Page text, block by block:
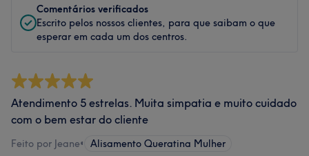
Comentários verificados
Escrito pelos nossos clientes, para que saibam o que
esperar em cada um dos centros.
Atendimento 5 estrelas. Muita simpatia e muito cuidado
com o bem estar do cliente
Feito por Jeane• Alisamento Queratina Mulher